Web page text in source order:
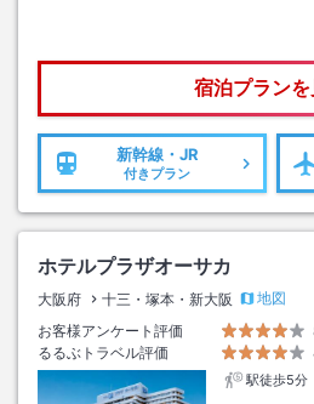
宿泊プラン
新幹線・JR
付きプラン
ホテルプラザオーサカ
大阪府 十三・塚本・新大阪
地図
お客様アンケート評価
るるぶトラベル評価
駅徒歩5分